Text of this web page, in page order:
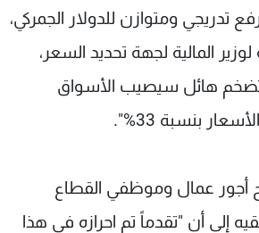
تدريجي ومتوازن للدولار الجمركي،
المالية لجهة تحديد السعر،
هائل سيصيب الأسواق
بنسبة 33%".
أجور عمال وموظفي القطاع
إلى أن "تقدماً تم احرازه في هذا